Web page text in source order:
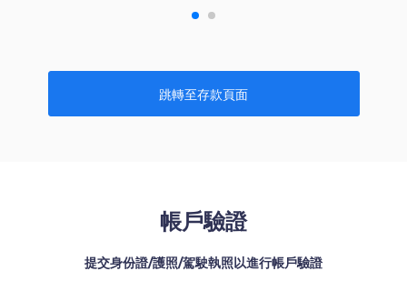
跳轉至存款頁面
帳戶驗證
提交身份證/護照/駕駛執照以進行帳戶驗證